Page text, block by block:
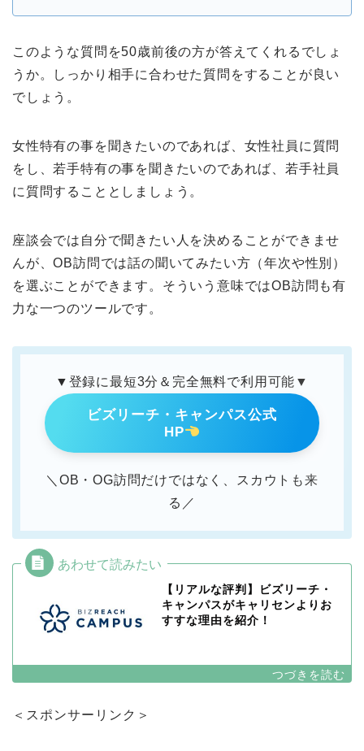
このような質問を50歳前後の方が答えてくれるでしょ
うか。しっかり相手に合わせた質問をすることが良い
でしょう。
女性特有の事を聞きたいのであれば、女性社員に質問
をし、若手特有の事を聞きたいのであれば、若手社員
に質問することとしましょう。
座談会では自分で聞きたい人を決めることができませ
んが、OB訪問では話の聞いてみたい方（年次や性別）
を選ぶことができます。そういう意味ではOB訪問も有
力な一つのツールです。
▼登録に最短3分＆完全無料で利用可能▼
ビズリーチ・キャンパス公式
HP
＼OB・OG訪問だけではなく、スカウトも来
る／
【リアルな評判】ビズリーチ・
キャンパスがキャリセンよりお
すすな理由を紹介！
＜スポンサーリンク＞